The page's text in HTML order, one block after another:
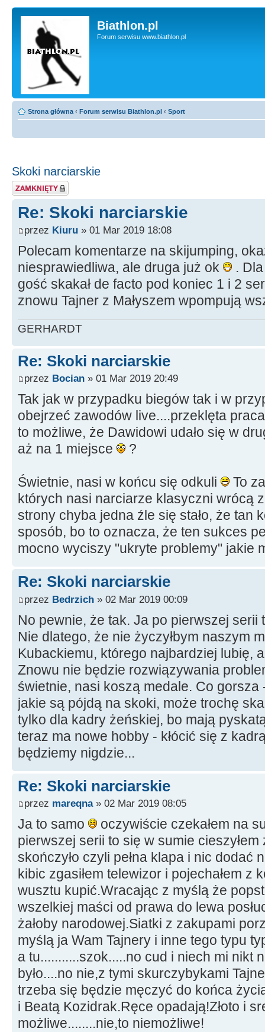
Biathlon.pl
Forum serwisu www.biathlon.pl
Strona główna ‹ Forum serwisu Biathlon.pl ‹ Sport
Skoki narciarskie
Zablokowany temat
Re: Skoki narciarskie
przez Kiuru » 01 Mar 2019 18:08
Polecam komentarze na skijumping,
niesprawiedliwa, ale druga już ok
.
gość skakał de facto pod koniec 1 i 2
znowu Tajner z Małyszem wpompują
GERHARDT
Re: Skoki narciarskie
przez Bocian » 01 Mar 2019 20:49
Tak jak w przypadku biegów tak i w
obejrzeć zawodów live....przeklęta
to możliwe, że Dawidowi udało się w
aż na 1 miejsce
?
Świetnie, nasi w końcu się odkuli
To
których nasi narciarze klasyczni wrócą
strony chyba jedna źle się stało, że tan
sposób, bo to oznacza, że ten sukces
mocno wyciszy "ukryte problemy" jakie
Re: Skoki narciarskie
przez Bedrzich » 02 Mar 2019 00:09
No pewnie, że tak. Ja po pierwszej serii
Nie dlatego, że nie życzyłbym naszym
Kubackiemu, którego najbardziej lubię,
Znowu nie będzie rozwiązywania
świetnie, nasi koszą medale. Co gorsza
jakie są pójdą na skoki, może trochę
tylko dla kadry żeńskiej, bo mają
teraz ma nowe hobby - kłócić się z
będziemy nigdzie...
Re: Skoki narciarskie
przez mareqna» 02 Mar 2019 08:05
Ja to samo
oczywiście czekałem na
pierwszej serii to się w sumie cieszyłem
skończyło czyli pełna klapa i nic dodać
kibic zgasiłem telewizor i pojechałem z
wusztu kupić.Wracając z myślą że
wszelkiej maści od prawa do lewa
żałoby narodowej.Siatki z zakupami
myślą ja Wam Tajnery i inne tego typu
a tu...........szok.....no cud i niech mi nikt
było....no nie,z tymi skurczybykami
trzeba się będzie męczyć do końca
i Beatą Kozidrak.Ręce opadają!Złoto i
możliwe........nie,to niemożliwe!